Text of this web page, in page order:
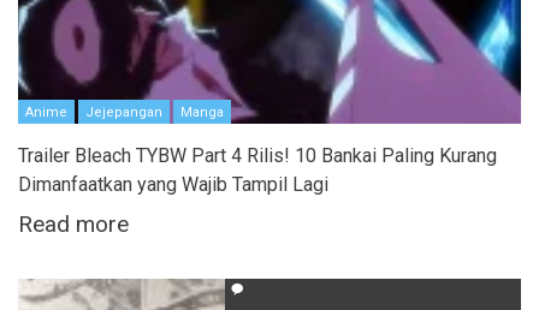
Anime Jejepangan Manga
Trailer Bleach TYBW Part 4 Rilis! 10 Bankai Paling Kurang
Dimanfaatkan yang Wajib Tampil Lagi
Read more